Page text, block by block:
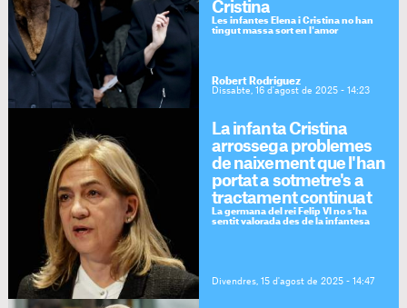
Cristina
Les infantes Elena i Cristina no han
tingut massa sort en l'amor
Robert Rodríguez
Dissabte, 16 d'agost de 2025 - 14:23
La infanta Cristina
arrossega problemes
de naixement que l'han
portat a sotmetre's a
tractament continuat
La germana del rei Felip VI no s'ha
sentit valorada des de la infantesa
Divendres, 15 d'agost de 2025 - 14:47